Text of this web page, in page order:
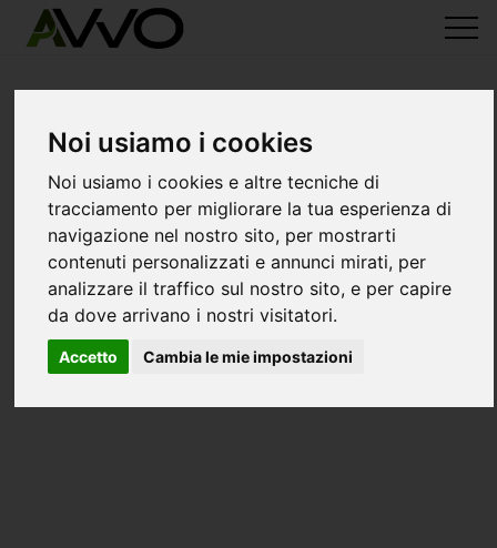
Noi usiamo i cookies
Noi usiamo i cookies e altre tecniche di
tracciamento per migliorare la tua esperienza di
navigazione nel nostro sito, per mostrarti
contenuti personalizzati e annunci mirati, per
analizzare il traffico sul nostro sito, e per capire
da dove arrivano i nostri visitatori.
Accetto Cambia le mie impostazioni